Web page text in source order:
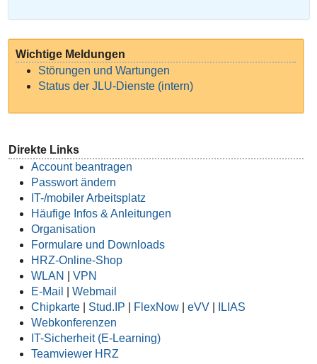
Wichtige Meldungen
Störungen und Wartungen
Status der JLU-Dienste (intern)
Direkte Links
Account beantragen
Passwort ändern
IT-/mobiler Arbeitsplatz
Häufige Infos & Anleitungen
Organisation
Formulare und Downloads
HRZ-Online-Shop
WLAN
VPN
E-Mail
Webmail
Chipkarte| Stud.IP FlexNow| eVV|
ILIAS
Webkonferenzen
IT-Sicherheit (E-Learning)
Teamviewer HRZ